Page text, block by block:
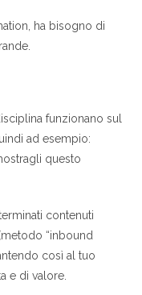
ha bisogno di
funzionano sul
ad esempio:
questo
contenuti
“inbound
così al tuo
e di valore.